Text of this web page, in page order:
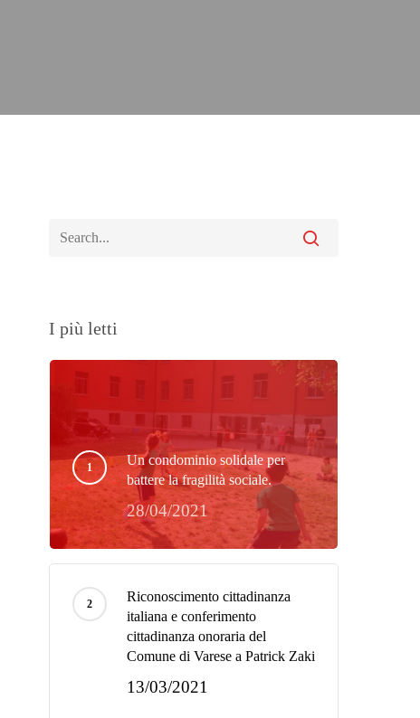
I più letti
Un condominio solidale per
battere la fragilità sociale.
28/04/2021
Riconoscimento cittadinanza
italiana e conferimento
cittadinanza onoraria del
Comune di Varese a Patrick Zaki
13/03/2021